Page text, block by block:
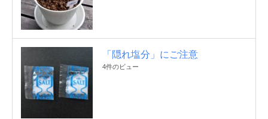
「隠れ塩分」にご注意
4件のビュー